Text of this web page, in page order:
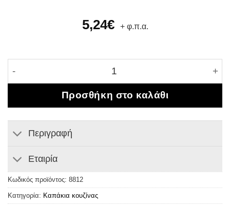
5,24€ + φ.π.α.
Προσθήκη στο καλάθι
Περιγραφή
Εταιρία
Κωδικός προϊόντος: 8812
Κατηγορία: Καπάκια κουζίνας